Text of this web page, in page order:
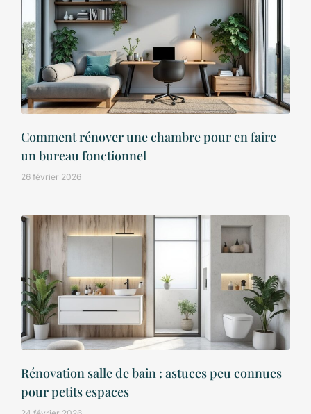
Comment rénover une chambre pour en faire
un bureau fonctionnel
26 février 2026
Rénovation salle de bain : astuces peu connues
pour petits espaces